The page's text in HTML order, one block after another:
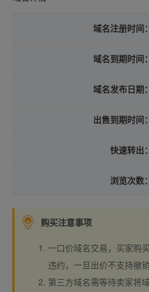
域名注册时间：
域名到期时间：
域名发布日期：
出售到期时间：
快速转出：
浏览次数：
购买注意事项
一口价域名交易，买家购
违约，一旦出价不支持撤
第三方域名需等待卖家将